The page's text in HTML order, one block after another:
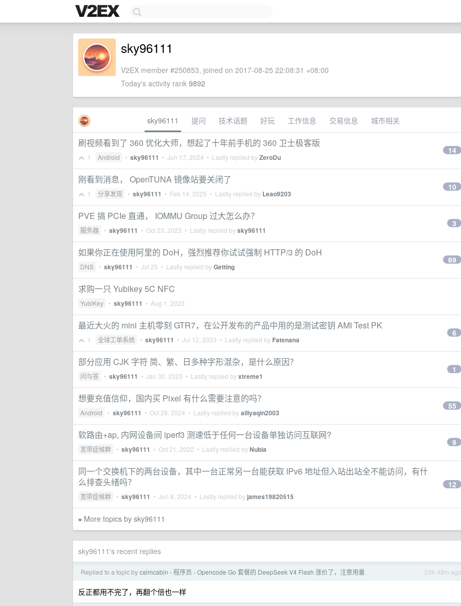
sky96111
V2EX member #250853, joined on 2017-08-25 22:08:31 +08:00
Today's activity rank 9892
sky96111 提问 技术话题 好玩 工作信息 交易信息 城市相关
刷视频看到了 360 优化大师，想起了十年前手机的 360 卫士极客版
1 Android • sky96111 • Jun 17, 2024 • Lastly replied byZeroDu
14
刚看到消息， OpenTUNA 镜像站要关闭了
1 分享发现 • sky96111 • Feb 14, 2025 • Lastly replied by Leao9203
10
PVE 搞 PCIe 直通， IOMMU Group 过大怎么办？
服务器 • sky96111 • Oct 23, 2023 • Lastly replied bysky96111
3
如果你正在使用阿里的 DoH，强烈推荐你试试强制 HTTP/3 的 DoH
DNS • sky96111 • Jul 25 • Lastly replied byGetting
69
求购一只 Yubikey 5C NFC
YubiKey • sky96111 • Aug 1, 2023
最近大火的 mini 主机零刻 GTR7，在公开发布的产品中用的是测试密钥 AMI Test PK
1 全球工单系统 • sky96111 • Jul 12, 2023 • Lastly replied by Fatenana
6
部分应用 CJK 字符 简、繁、日多种字形混杂，是什么原因？
问与答 • sky96111 • Jan 30, 2023 • Lastly replied byxtreme1
1
想要充值信仰，国内买 Pixel 有什么需要注意的吗？
Android • sky96111 • Oct 28, 2024 • Lastly replied byailiyaqin2003
55
软路由+ap, 内网设备间 iperf3 测速低于任何一台设备单独访问互联网?
宽带症候群 • sky96111 • Oct 21, 2022 • Lastly replied byNubia
9
同一个交换机下的两台设备，其中一台正常另一台能获取 IPv6 地址但入站出站全不能访问，有什
么排查头绪吗？
宽带症候群 • sky96111 • Jun 8, 2024 • Lastly replied by james19820515
12
» More topics by sky96111
sky96111's recent replies
23h 49m ago
Replied to a topic bycalmcabin › 程序员 › Opencode Go 套餐的 DeepSeek V4 Flash 涨价了，注意用量
反正都用不完了，再翻个倍也一样